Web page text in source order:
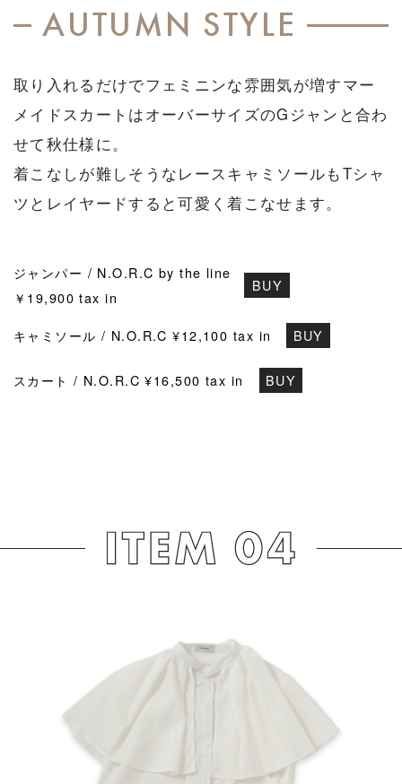
AUTUMN STYLE
取り入れるだけでフェミニンな雰囲気が増すマー
メイドスカートはオーバーサイズのGジャンと合わ
せて秋仕様に。
着こなしが難しそうなレースキャミソールもTシャ
ツとレイヤードすると可愛く着こなせます。
ジャンパー / N.O.R.C by the line
￥19,900 tax in
BUY
キャミソール / N.O.R.C ¥12,100 tax in BUY
スカート / N.O.R.C ¥16,500 tax in BUY